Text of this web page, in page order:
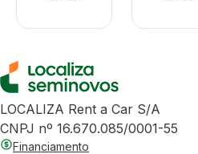
LOCALIZA Rent a Car S/A
CNPJ nº 16.670.085/0001-55
Financiamento